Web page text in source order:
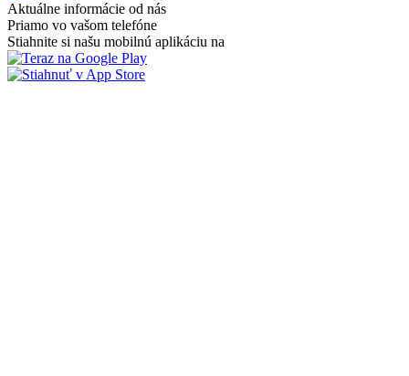
Aktuálne informácie od nás
Priamo vo vašom telefóne
Stiahnite si našu mobilnú aplikáciu na